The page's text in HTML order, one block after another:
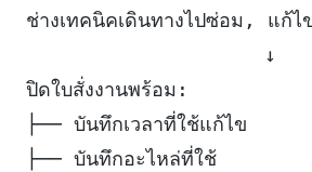
ช่างเทคนิคเดินทางไปซ่อม, แก้
                    ↓
ปิดใบสั่งงานพร้อม:
├── บันทึกเวลาที่ใช้แก้ไข
├── บันทึกอะไหล่ที่ใช้